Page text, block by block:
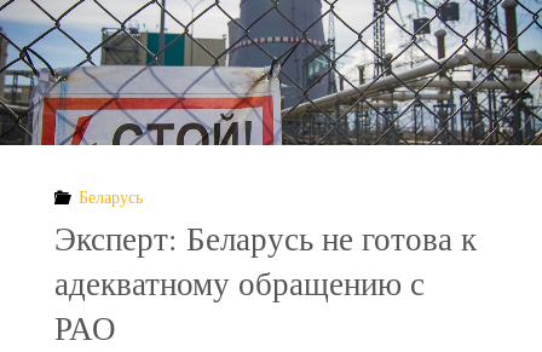
Беларусь
Эксперт: Беларусь не готова к
адекватному обращению с
РАО